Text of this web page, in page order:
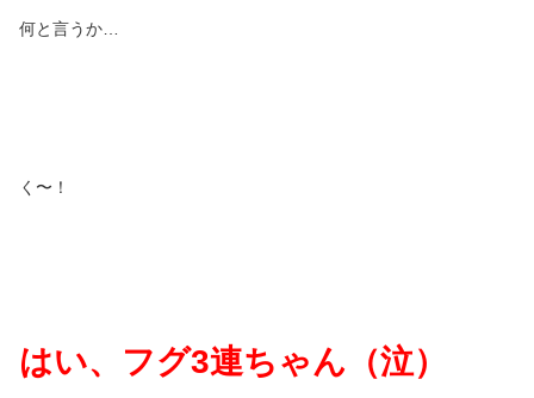
何と言うか…
く〜！
はい、フグ3連ちゃん（泣）